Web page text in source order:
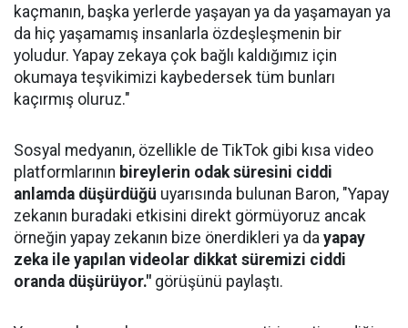
kaçmanın, başka yerlerde yaşayan ya da yaşamayan ya
da hiç yaşamamış insanlarla özdeşleşmenin bir
yoludur. Yapay zekaya çok bağlı kaldığımız için
okumaya teşvikimizi kaybedersek tüm bunları
kaçırmış oluruz."
Sosyal medyanın, özellikle de TikTok gibi kısa video
platformlarının bireylerin odak süresini ciddi
anlamda düşürdüğü uyarısında bulunan Baron, "Yapay
zekanın buradaki etkisini direkt görmüyoruz ancak
örneğin yapay zekanın bize önerdikleri ya da yapay
zeka ile yapılan videolar dikkat süremizi ciddi
oranda düşürüyor." görüşünü paylaştı.